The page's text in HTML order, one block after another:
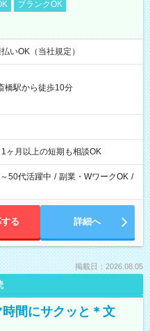
ブランクOK
いOK（当社規定）
橋駅から徒歩10分
月以上の短期も相談OK
50代活躍中 / 副業・WワークOK /
る 詳細へ
掲載日：2026.08.05
時間にサクッと＊文